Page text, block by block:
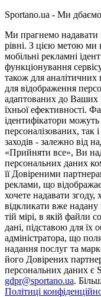
Sportano.ua - Ми
Ми прагнемо
рівні. З цією метою ми
мобільні рекламні
функціонування
також для аналітичних
для відображення
адаптованих до Ваших
їхньої ефективності.
ідентифікатори
персоналізованих, так
заходів - залежно від
«Прийняти все», Ви
персональних даних
її Довіреними
реклами, що
хочете надавати згоду,
відкликати вже
тій мірі, в якій файли
дані, підставою для їх
адміністратора, що
надання послуг та
його Довірених
персональних даних є
gdpr@sportano.ua.
Політиці